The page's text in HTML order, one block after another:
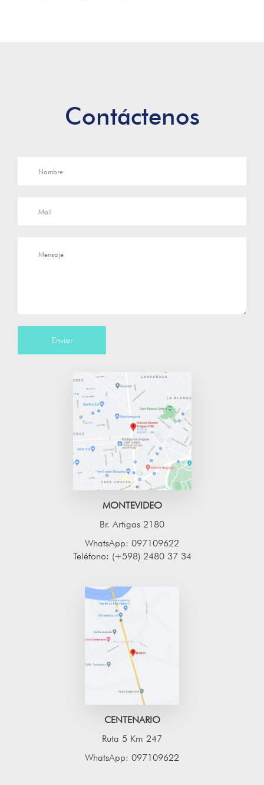
Contáctenos
Enviar
MONTEVIDEO
Br. Artigas 2180
WhatsApp: 097109622
Teléfono: (+598) 2480 37 34
CENTENARIO
Ruta 5 Km 247
WhatsApp: 097109622